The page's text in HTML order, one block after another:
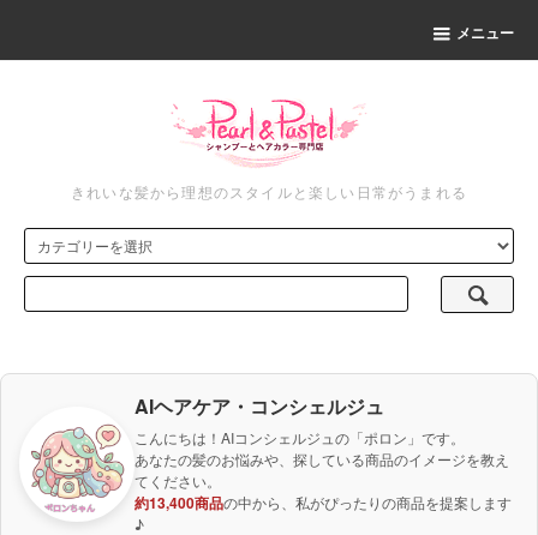
メニュー
きれいな髪から理想のスタイルと楽しい日常がうまれる
AIヘアケア・コンシェルジュ
こんにちは！AIコンシェルジュの「ポロン」です。
あなたの髪のお悩みや、探している商品のイメージを教え
てください。
約13,400商品の中から、私がぴったりの商品を提案します
♪